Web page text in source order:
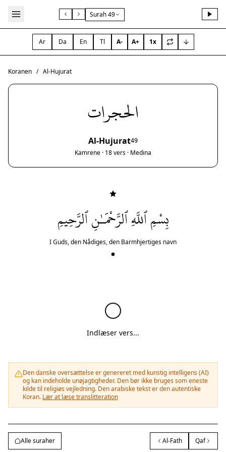
Surah 49
Ar Da En Tl A- A+ 1x
Koranen / Al-Hujurat
الحجرات
Al-Hujurat49
Kamrene · 18 vers · Medina
بِسْمِ ٱللَّهِ ٱلرَّحْمَـٰنِ ٱلرَّحِيمِ
I Guds, den Nådiges, den Barmhjertiges navn
Indlæser vers...
Den danske oversættelse er genereret med kunstig intelligens (AI)
og kan indeholde unøjagtigheder. Den bør ikke bruges som eneste
kilde til religiøs vejledning. Den arabiske tekst er den autentiske
Koran. Lær at læse translitteration
Alle suraher Al-Fath Qaf